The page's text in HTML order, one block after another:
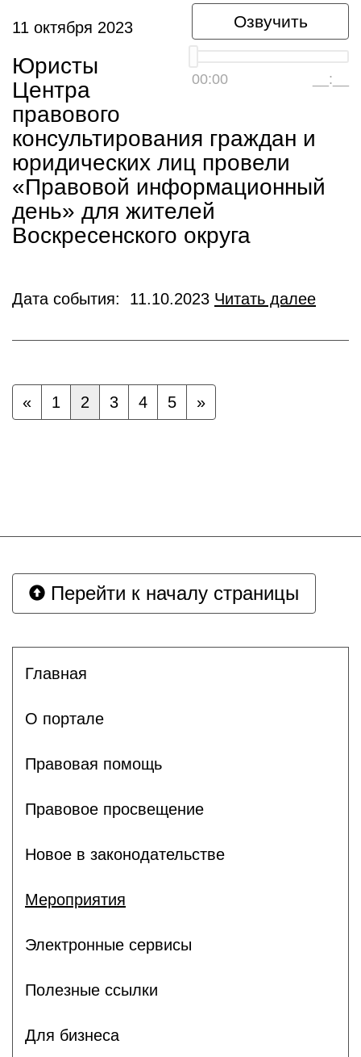
Озвучить
00:00 __:__
11 октября 2023
Юристы
Центра
правового
консультирования граждан и
юридических лиц провели
«Правовой информационный
день» для жителей
Воскресенского округа
Дата события: 11.10.2023 Читать далее
« 1 2 3 4 5 »
Перейти к началу страницы
Главная
О портале
Правовая помощь
Правовое просвещение
Новое в законодательстве
Мероприятия
Электронные сервисы
Полезные ссылки
Для бизнеса